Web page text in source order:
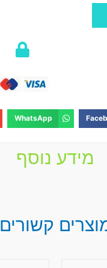
WhatsApp
מידע נוסף
קשורים